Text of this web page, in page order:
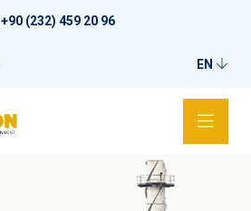
+90 (232) 459 20 96
EN